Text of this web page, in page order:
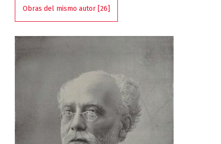
Obras del mismo autor [26]